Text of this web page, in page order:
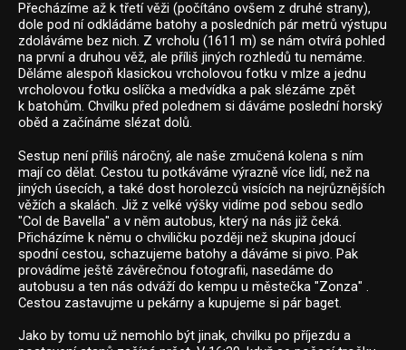
Přecházíme až k třetí věži (počítáno ovšem z druhé strany),
dole pod ní odkládáme batohy a posledních pár metrů výstupu
zdoláváme bez nich. Z vrcholu (1611 m) se nám otvírá pohled
na první a druhou věž, ale příliš jiných rozhledů tu nemáme.
Děláme alespoň klasickou vrcholovou fotku v mlze a jednu
vrcholovou fotku oslíčka a medvídka a pak slézáme zpět
k batohům. Chvilku před polednem si dáváme poslední horský
oběd a začínáme slézat dolů.
Sestup není příliš náročný, ale naše zmučená kolena s ním
mají co dělat. Cestou tu potkáváme výrazně více lidí, než na
jiných úsecích, a také dost horolezců visících na nejrůznějších
věžích a skalách. Již z velké výšky vidíme pod sebou sedlo
"Col de Bavella" a v něm autobus, který na nás již čeká.
Přicházíme k němu o chviličku později než skupina jdoucí
spodní cestou, schazujeme batohy a dáváme si pivo. Pak
provádíme ještě závěrečnou fotografii, nasedáme do
autobusu a ten nás odváží do kempu u městečka "Zonza" .
Cestou zastavujme u pekárny a kupujeme si pár baget.
Jako by tomu už nemohlo být jinak, chvilku po příjezdu a